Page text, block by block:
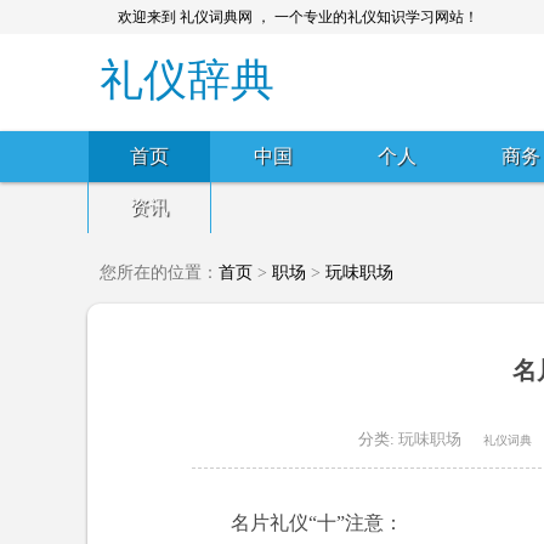
欢迎来到 礼仪词典网 ， 一个专业的礼仪知识学习网站！
礼仪辞典
首页 中国 个人 商务
资讯
您所在的位置： 首页 > 职场 > 玩味职场
名
分类: 玩味职场 礼仪词典
名片礼仪“十”注意：